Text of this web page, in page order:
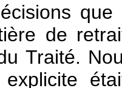
de
Traité.
explicite